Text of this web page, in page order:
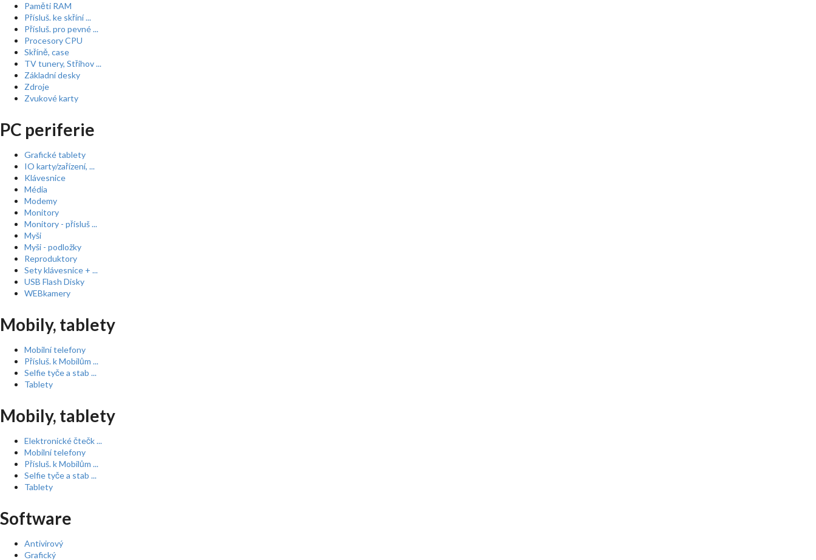
Paměti RAM
Přísluš. ke skříní ...
Přísluš. pro pevné ...
Procesory CPU
Skříně, case
TV tunery, Střihov ...
Základní desky
Zdroje
Zvukové karty
PC periferie
Grafické tablety
IO karty/zařízení, ...
Klávesnice
Média
Modemy
Monitory
Monitory - přísluš ...
Myši
Myši - podložky
Reproduktory
Sety klávesnice + ...
USB Flash Disky
WEBkamery
Mobily, tablety
Mobilní telefony
Přísluš. k Mobilům ...
Selfie tyče a stab ...
Tablety
Mobily, tablety
Elektronické čtečk ...
Mobilní telefony
Přísluš. k Mobilům ...
Selfie tyče a stab ...
Tablety
Software
Antivirový
Grafický